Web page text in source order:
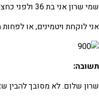
שמי שרון אני בת 36 ולפני כחצי שנה ילדתי את בני הרביעי. להבדיל מהריונות ולידות אחרים שלי, אני מרגישה קושי אמיתי בלאגור את האנרגיה שלי מחדש.
אני לוקחת ויטמינים, או
תשובה:
שרון שלום. לא מסובך להבין